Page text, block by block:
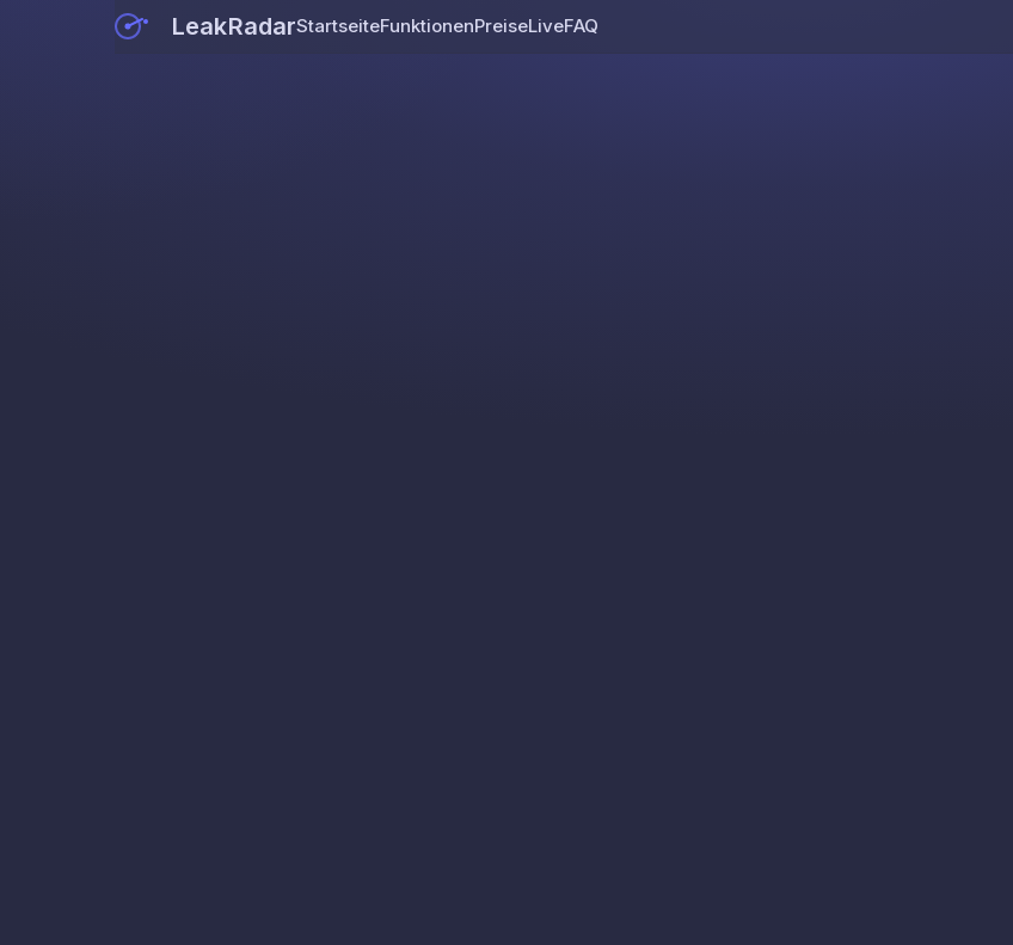
LeakRadarStartseiteFunktionenPreiseLiveFAQ